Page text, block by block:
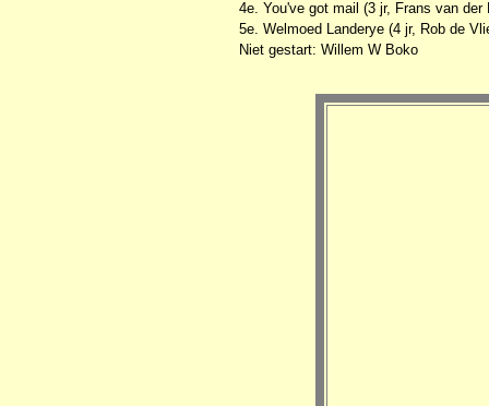
4e. You've got mail (3 jr, Frans van
5e. Welmoed Landerye (4 jr, Rob de
Niet gestart: Willem W Boko